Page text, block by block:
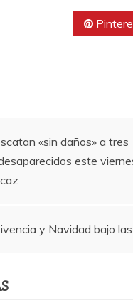
«sin daños» a tres
este
y Navidad bajo